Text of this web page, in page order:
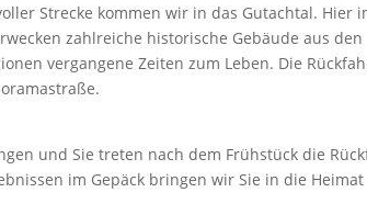
Strecke kommen wir in das Gutachtal. Hier
zahlreiche historische Gebäude aus den
vergangene Zeiten zum Leben. Die
und Sie treten nach dem Frühstück die
im Gepäck bringen wir Sie in die Heimat